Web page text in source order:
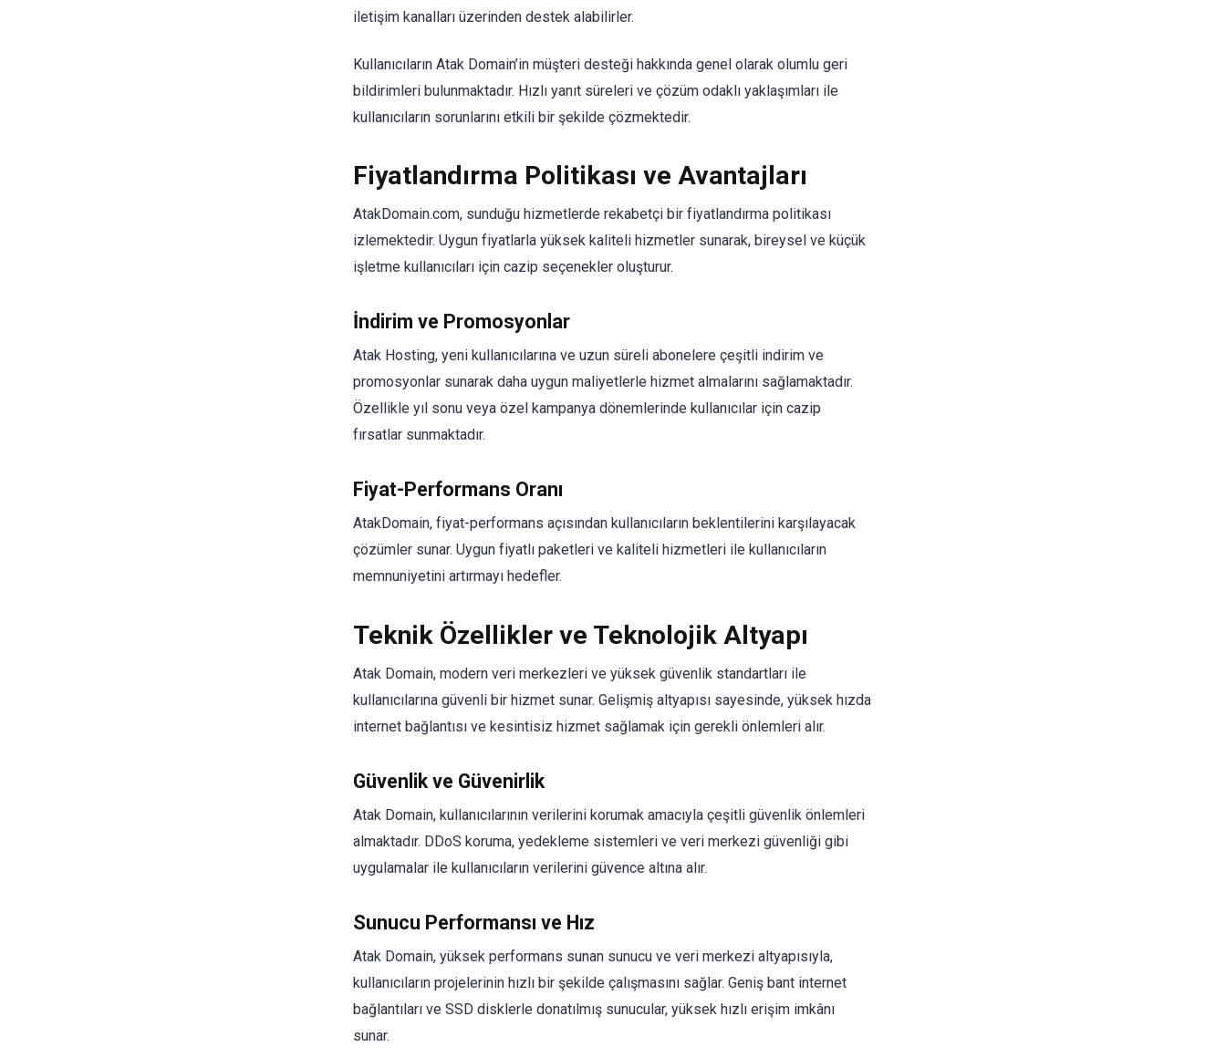
iletişim kanalları üzerinden destek alabilirler.
Kullanıcıların Atak Domain’in müşteri desteği hakkında genel olarak olumlu geri
bildirimleri bulunmaktadır. Hızlı yanıt süreleri ve çözüm odaklı yaklaşımları ile
kullanıcıların sorunlarını etkili bir şekilde çözmektedir.
Fiyatlandırma Politikası ve Avantajları
AtakDomain.com, sunduğu hizmetlerde rekabetçi bir fiyatlandırma politikası
izlemektedir. Uygun fiyatlarla yüksek kaliteli hizmetler sunarak, bireysel ve küçük
işletme kullanıcıları için cazip seçenekler oluşturur.
İndirim ve Promosyonlar
Atak Hosting, yeni kullanıcılarına ve uzun süreli abonelere çeşitli indirim ve
promosyonlar sunarak daha uygun maliyetlerle hizmet almalarını sağlamaktadır.
Özellikle yıl sonu veya özel kampanya dönemlerinde kullanıcılar için cazip
fırsatlar sunmaktadır.
Fiyat-Performans Oranı
AtakDomain, fiyat-performans açısından kullanıcıların beklentilerini karşılayacak
çözümler sunar. Uygun fiyatlı paketleri ve kaliteli hizmetleri ile kullanıcıların
memnuniyetini artırmayı hedefler.
Teknik Özellikler ve Teknolojik Altyapı
Atak Domain, modern veri merkezleri ve yüksek güvenlik standartları ile
kullanıcılarına güvenli bir hizmet sunar. Gelişmiş altyapısı sayesinde, yüksek hızda
internet bağlantısı ve kesintisiz hizmet sağlamak için gerekli önlemleri alır.
Güvenlik ve Güvenirlik
Atak Domain, kullanıcılarının verilerini korumak amacıyla çeşitli güvenlik önlemleri
almaktadır. DDoS koruma, yedekleme sistemleri ve veri merkezi güvenliği gibi
uygulamalar ile kullanıcıların verilerini güvence altına alır.
Sunucu Performansı ve Hız
Atak Domain, yüksek performans sunan sunucu ve veri merkezi altyapısıyla,
kullanıcıların projelerinin hızlı bir şekilde çalışmasını sağlar. Geniş bant internet
bağlantıları ve SSD disklerle donatılmış sunucular, yüksek hızlı erişim imkânı
sunar.